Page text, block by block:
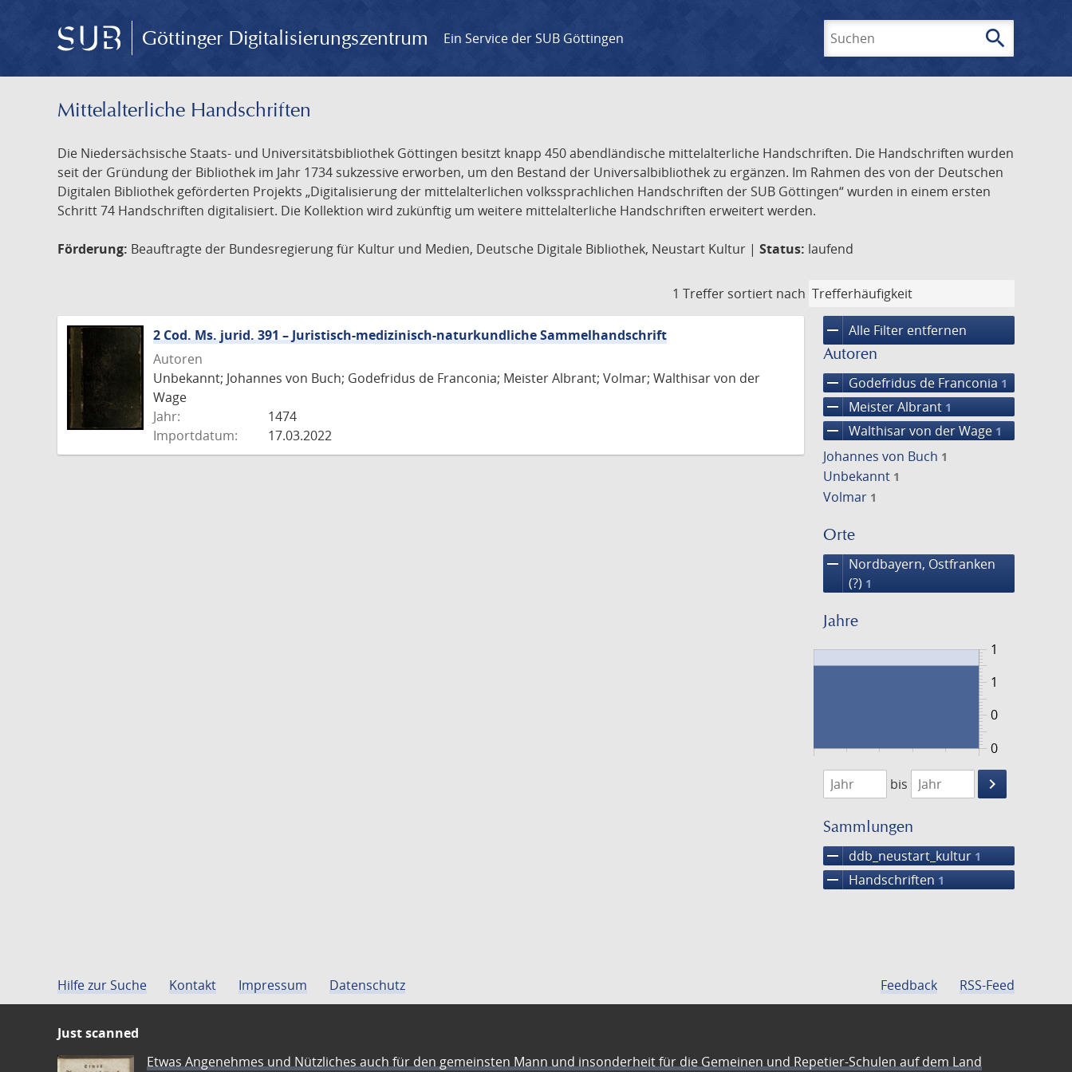
Göttinger Digitalisierungszentrum Ein Service der SUB Göttingen search
Mittelalterliche Handschriften
Die Niedersächsische Staats- und Universitätsbibliothek Göttingen besitzt knapp 450 abendländische mittelalterliche Handschriften. Die Handschriften wurden
seit der Gründung der Bibliothek im Jahr 1734 sukzessive erworben, um den Bestand der Universalbibliothek zu ergänzen. Im Rahmen des von der Deutschen
Digitalen Bibliothek geförderten Projekts „Digitalisierung der mittelalterlichen volkssprachlichen Handschriften der SUB Göttingen“ wurden in einem ersten
Schritt 74 Handschriften digitalisiert. Die Kollektion wird zukünftig um weitere mittelalterliche Handschriften erweitert werden.
Förderung: Beauftragte der Bundesregierung für Kultur und Medien, Deutsche Digitale Bibliothek, Neustart Kultur | Status: laufend
1 Treffer sortiert nach
remove Alle Filter entfernen
Autoren
remove Godefridus de Franconia 1
remove Meister Albrant 1
remove Walthisar von der Wage 1
Johannes von Buch 1
Unbekannt 1
Volmar 1
Orte
remove
Nordbayern, Ostfranken
(?) 1
Jahre
0
1
0
1
1474
1475
bis
keyboard_arrow_right
Suche
Sammlungen
remove ddb_neustart_kultur 1
remove Handschriften 1
2 Cod. Ms. jurid. 391 – Juristisch-medizinisch-naturkundliche Sammelhandschrift
Autoren
Unbekannt; Johannes von Buch; Godefridus de Franconia; Meister Albrant; Volmar; Walthisar von der
Wage
Jahr:
1474
Importdatum:
17.03.2022
Hilfe zur Suche Kontakt Impressum Datenschutz Feedback RSS-Feed
Just scanned
Etwas Angenehmes und Nützliches auch für den gemeinsten Mann und insonderheit für die Gemeinen und Repetier-Schulen auf dem Land